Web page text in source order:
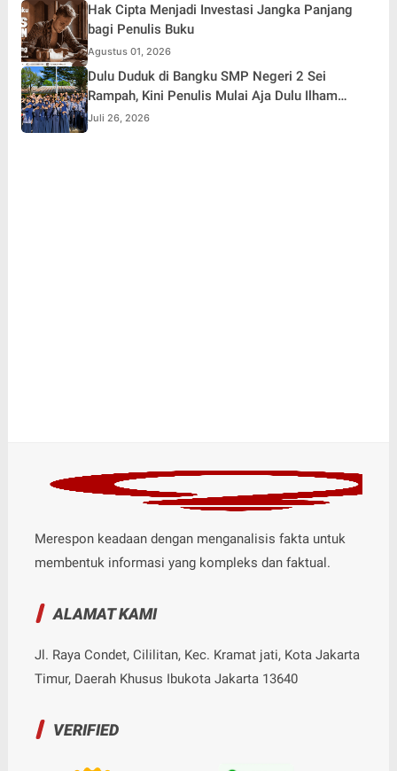
Hak Cipta Menjadi Investasi Jangka Panjang
bagi Penulis Buku
Agustus 01, 2026
Dulu Duduk di Bangku SMP Negeri 2 Sei
Rampah, Kini Penulis Mulai Aja Dulu Ilham
Febryan Kembali sebagai Pemateri untuk
Menginspirasi Generasi Muda
Juli 26, 2026
Merespon keadaan dengan menganalisis fakta untuk
membentuk informasi yang kompleks dan faktual.
ALAMAT KAMI
Jl. Raya Condet, Cililitan, Kec. Kramat jati, Kota Jakarta
Timur, Daerah Khusus Ibukota Jakarta 13640
VERIFIED